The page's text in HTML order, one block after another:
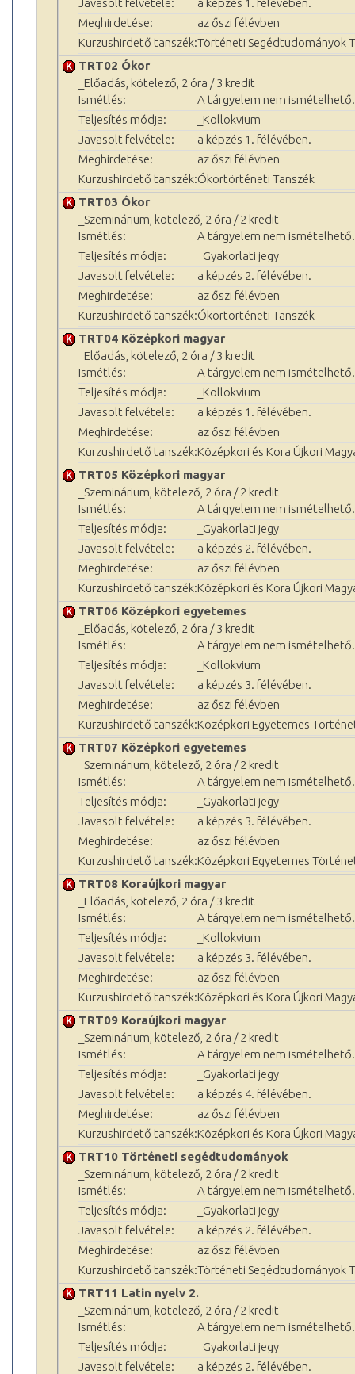
Meghirdetése:
az őszi félévben
Kurzushirdető tanszék:Történeti Segédtudományok
TRT02 Ókor
_Előadás, kötelező, 2 óra / 3 kredit
Ismétlés:
A tárgyelem nem ismételhető.
Teljesítés módja:
_Kollokvium
Javasolt felvétele:
a képzés 1. félévében.
Meghirdetése:
az őszi félévben
Kurzushirdető tanszék:Ókortörténeti Tanszék
TRT03 Ókor
_Szeminárium, kötelező, 2 óra / 2 kredit
Ismétlés:
A tárgyelem nem ismételhető.
Teljesítés módja:
_Gyakorlati jegy
Javasolt felvétele:
a képzés 2. félévében.
Meghirdetése:
az őszi félévben
Kurzushirdető tanszék:Ókortörténeti Tanszék
TRT04 Középkori magyar
_Előadás, kötelező, 2 óra / 3 kredit
Ismétlés:
A tárgyelem nem ismételhető.
Teljesítés módja:
_Kollokvium
Javasolt felvétele:
a képzés 1. félévében.
Meghirdetése:
az őszi félévben
Kurzushirdető tanszék:Középkori és Kora Újkori
TRT05 Középkori magyar
_Szeminárium, kötelező, 2 óra / 2 kredit
Ismétlés:
A tárgyelem nem ismételhető.
Teljesítés módja:
_Gyakorlati jegy
Javasolt felvétele:
a képzés 2. félévében.
Meghirdetése:
az őszi félévben
Kurzushirdető tanszék:Középkori és Kora Újkori
TRT06 Középkori egyetemes
_Előadás, kötelező, 2 óra / 3 kredit
Ismétlés:
A tárgyelem nem ismételhető.
Teljesítés módja:
_Kollokvium
Javasolt felvétele:
a képzés 3. félévében.
Meghirdetése:
az őszi félévben
Kurzushirdető tanszék:Középkori Egyetemes
TRT07 Középkori egyetemes
_Szeminárium, kötelező, 2 óra / 2 kredit
Ismétlés:
A tárgyelem nem ismételhető.
Teljesítés módja:
_Gyakorlati jegy
Javasolt felvétele:
a képzés 3. félévében.
Meghirdetése:
az őszi félévben
Kurzushirdető tanszék:Középkori Egyetemes
TRT08 Koraújkori magyar
_Előadás, kötelező, 2 óra / 3 kredit
Ismétlés:
A tárgyelem nem ismételhető.
Teljesítés módja:
_Kollokvium
Javasolt felvétele:
a képzés 3. félévében.
Meghirdetése:
az őszi félévben
Kurzushirdető tanszék:Középkori és Kora Újkori
TRT09 Koraújkori magyar
_Szeminárium, kötelező, 2 óra / 2 kredit
Ismétlés:
A tárgyelem nem ismételhető.
Teljesítés módja:
_Gyakorlati jegy
Javasolt felvétele:
a képzés 4. félévében.
Meghirdetése:
az őszi félévben
Kurzushirdető tanszék:Középkori és Kora Újkori
TRT10 Történeti segédtudományok
_Szeminárium, kötelező, 2 óra / 2 kredit
Ismétlés:
A tárgyelem nem ismételhető.
Teljesítés módja:
_Gyakorlati jegy
Javasolt felvétele:
a képzés 2. félévében.
Meghirdetése:
az őszi félévben
Kurzushirdető tanszék:Történeti Segédtudományok
TRT11 Latin nyelv 2.
_Szeminárium, kötelező, 2 óra / 2 kredit
Ismétlés:
A tárgyelem nem ismételhető.
Teljesítés módja:
_Gyakorlati jegy
Javasolt felvétele:
a képzés 2. félévében.